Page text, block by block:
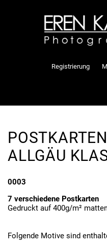
Registrierung
ALLGÄU
0003
7 verschiedene Postkarten
Gedruckt auf 400g/m²
Folgende Motive sind